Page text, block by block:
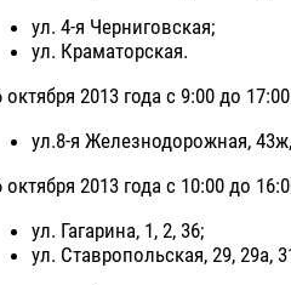
ул. 4-я Черниговская;
ул. Краматорская.
октября 2013 года с 9:00 до 17:00
ул.8-я Железнодорожная,
октября 2013 года с 10:00 до
ул. Гагарина, 1, 2, 36;
ул. Ставропольская, 29, 29а,